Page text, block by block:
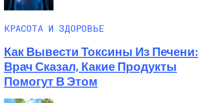
КРАСОТА И ЗДОРОВЬЕ
Как Вывести Токсины Из Печени:
Врач Сказал, Какие Продукты
Помогут В Этом